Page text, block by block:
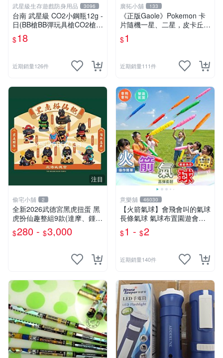
武星級生存遊戲防身用品 3096
台南 武星級 CO2小鋼瓶12g -
日(BB槍BB彈玩具槍CO2槍長
槍短槍模型槍壓縮氣瓶氮氣瓶
$18
近期銷量126件
廣拓小舖 133
《正版Gaole》Pokemon 卡
片隨機一星、二星，皮卡丘、
小火龍、秒花種子、傑尼龜
$1
近期銷量111件
注目
偷宅小舖 2
￼全新2026武德宮黑虎扭蛋 黑
虎扮仙趣整組9款(達摩、鍾
馗、神農大帝、地藏王、三太
子、關公、觀音、太陽星君、
$280 - $3,000
意樂舖 46030
【火箭氣球】會飛會叫的氣球
長條氣球 氣球布置園遊會氣
球 生日派對氣球 彩色氣球☆
意樂鋪☆
$1 - $2
近期銷量140件